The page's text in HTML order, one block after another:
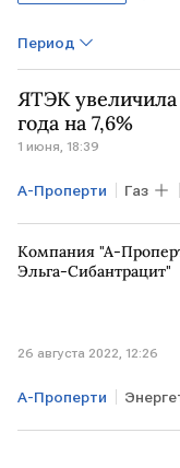
Период
ЯТЭК увеличила
года на 7,6%
1 июня, 18:39
А-Проперти Газ
Компания "А-
Эльга-Сибантрацит"
26 августа 2022, 12:26
А-Проперти
Экономика